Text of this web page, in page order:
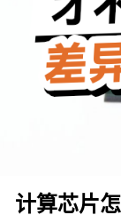
计算芯片